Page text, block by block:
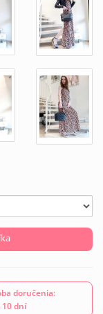
doručenia:
10 dní